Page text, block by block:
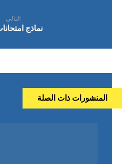
التالي
نماذج
المنشورات ذات الصلة